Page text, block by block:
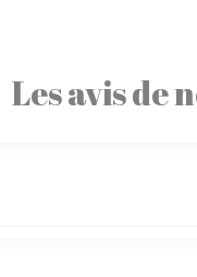
Les avis de